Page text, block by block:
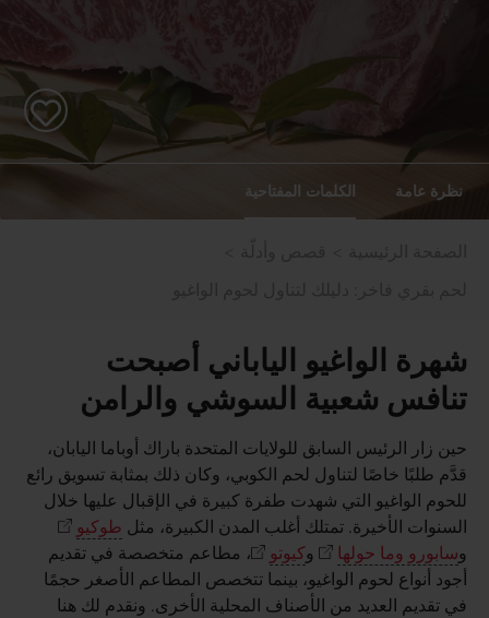
نظرة عامة الكلمات المفتاحية
شهرة الواغيو الياباني أصبحت
تنافس شعبية السوشي والرامن
حين زار الرئيس السابق للولايات المتحدة باراك أوباما اليابان،
قدَّم طلبًا خاصًا لتناول لحم الكوبي، وكان ذلك بمثابة تسويق رائع
للحوم الواغيو التي شهدت طفرة كبيرة في الإقبال عليها خلال
السنوات الأخيرة. تمتلك أغلب المدن الكبيرة، مثل طوكيو
وسابورو وما حولها وكيوتو
، مطاعم متخصصة في تقديم
أجود أنواع لحوم الواغيو، بينما تتخصص المطاعم الأصغر حجمًا
في تقديم العديد من الأصناف المحلية الأخرى. ونقدم لك هنا